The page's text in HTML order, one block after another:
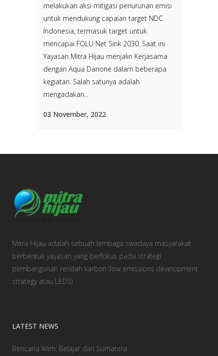
melakukan aksi mitigasi penurunan emisi
untuk mendukung capaian target NDC
Indonesia, termasuk target untuk
mencapai FOLU Net Sink 2030. Saat ini
Yayasan Mitra Hijau menjalin Kerjasama
dengan Aqua Danone dalam beberapa
kegiatan. Salah satunya adalah
mengadakan...
03 November, 2022
Mitra Hijau adalah sebuah lembaga swadaya masyarakat
berbentuk yayasan yang berfokus pada strategi
pembangunan rendah karbon (low emissions development
strategy atau LEDS).
LATEST NEWS
Bencana Iklim: Belajar dari Sumatera